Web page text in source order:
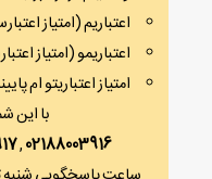
اعتباریم (امتیاز
اعتباریمو (امتیاز
امتیاز اعتباریتو ام
با این
02188003916
,